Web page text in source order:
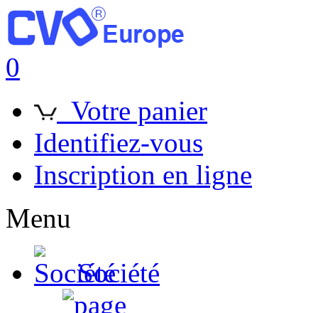
0
Votre panier
Identifiez-vous
Inscription en ligne
Menu
Société